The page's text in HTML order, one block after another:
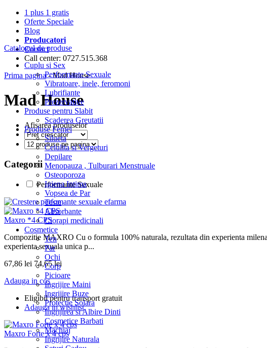
1 plus 1 gratis
Oferte Speciale
Blog
Producatori
Contact
Call center: 0727.515.368
Catalogul de produse
Cuplu si Sex
Performante Sexuale
Vibratoare, inele, feromoni
Lubrifiante
Prezervative
Produse pentru Slabit
Scaderea Greutatii
Produse Femei
Silueta
Celulita si Vergeturi
Depilare
Menopauza , Tulburari Menstruale
Osteoporoza
Igiena Intima
Vopsea de Par
Teste
Absorbante
Ciorapi medicinali
Cosmetice
Ten
Par
Ochi
Corp
Picioare
Ingrijire Maini
Ingrijire Buze
Protectie Solara
Ingrijirea si Albire Dinti
Cosmetice Barbati
Machiaj
Ingrijire Naturala
Prima pagina- Mad House
Mad House
Afisarea produselor
Categorii
Performante Sexuale
Maxro *4 CPS
Compozitie MAXRO Cu o formula 100% naturala, rezultata din experienta
experienta sexuala unica p...
67,86 lei 74,65 lei
Adauga in cos
Eligibil pentru transport gratuit
Adauga in wishlist
Maxro Forte x 4 cps